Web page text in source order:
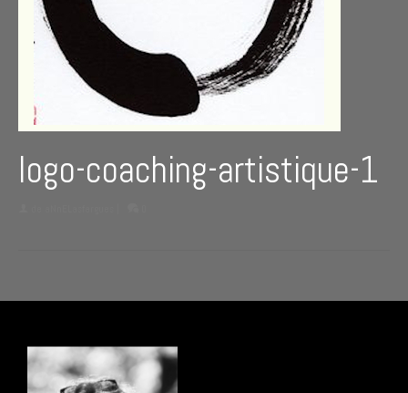
logo-coaching-artistique-1